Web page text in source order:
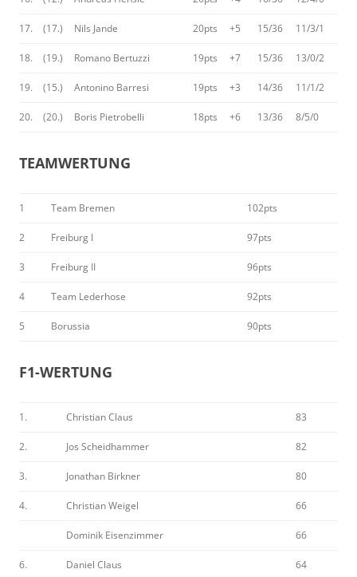
17. (17.) Nils Jande 20pts +5 15/36 11/3/1
18. (19.) Romano Bertuzzi 19pts +7 15/36 13/0/2
19. (15.) Antonino Barresi 19pts +3 14/36 11/1/2
20. (20.) Boris Pietrobelli 18pts +6 13/36 8/5/0
TEAMWERTUNG
1 Team Bremen 102pts
2 Freiburg I 97pts
3 Freiburg II 96pts
4 Team Lederhose 92pts
5 Borussia 90pts
F1-WERTUNG
1. Christian Claus 83
2. Jos Scheidhammer 82
3. Jonathan Birkner 80
4. Christian Weigel 66
Dominik Eisenzimmer 66
6. Daniel Claus 64